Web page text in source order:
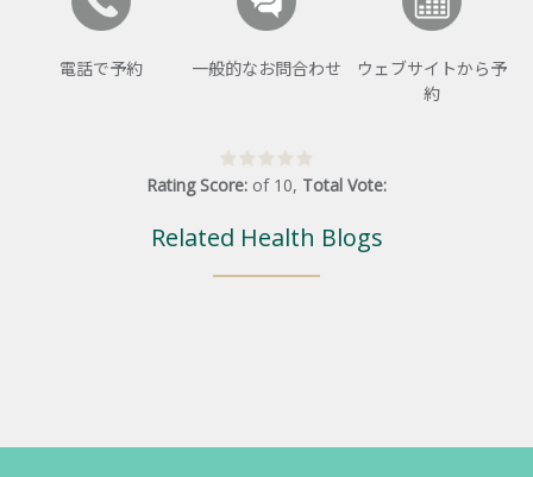
電話で予約 一般的なお問合わせ
ウェブサイトから予
約
Rating Score: of 10, Total Vote:
Related Health Blogs